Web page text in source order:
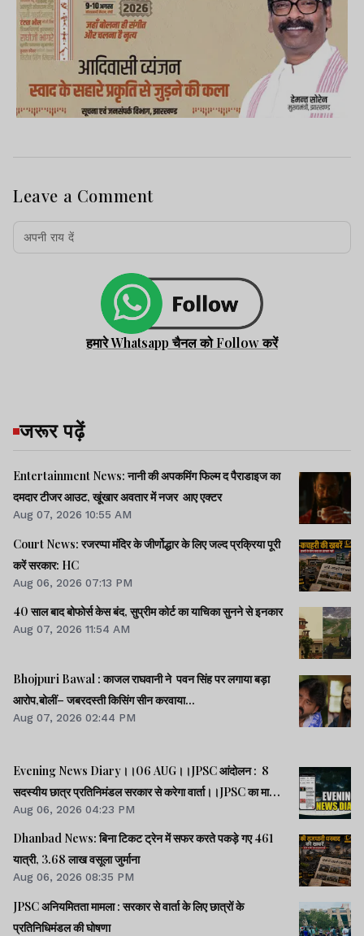
Leave a Comment
हमारे Whatsapp चैनल को Follow करें
जरूर पढ़ें
Entertainment News: नानी की अपकमिंग फिल्म द पैराडाइज का
दमदार टीजर आउट, खूंखार अवतार में नजर आए एक्टर
Aug 07, 2026 10:55 AM
Court News: रजरप्पा मंदिर के जीर्णोद्धार के लिए जल्द प्रक्रिया पूरी
करें सरकार: HC
Aug 06, 2026 07:13 PM
40 साल बाद बोफोर्स केस बंद, सुप्रीम कोर्ट का याचिका सुनने से इनकार
Aug 07, 2026 11:54 AM
Bhojpuri Bawal : काजल राघवानी ने पवन सिंह पर लगाया बड़ा
आरोप,बोलीं– जबरदस्ती किसिंग सीन करवाया...
Aug 07, 2026 02:44 PM
Evening News Diary।।06 AUG।।JPSC आंदोलन : 8
सदस्यीय छात्र प्रतिनिमंडल सरकार से करेगा वार्ता।।JPSC का मामला
पेपर लीक का नहीं, बैक डोर से गलत नियुक्ति का है : किशोर।।BPSC
AEDO पेपर लीक : BARC का कर्मी रौशन अरेस्ट।।समेत कई खबरें
व वीडियो।।
Aug 06, 2026 04:23 PM
Dhanbad News: बिना टिकट ट्रेन में सफर करते पकड़े गए 461
यात्री, 3.68 लाख वसूला जुर्माना
Aug 06, 2026 08:35 PM
JPSC अनियमितता मामला : सरकार से वार्ता के लिए छात्रों के
प्रतिनिधिमंडल की घोषणा